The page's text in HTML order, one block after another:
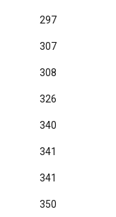
297
307
308
326
340
341
341
350